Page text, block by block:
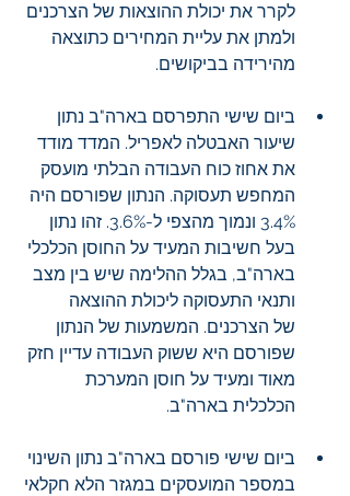
לקרר את יכולת ההוצאות של הצרכנים
ולמתן את עליית המחירים כתוצאה
מהירידה בביקושים.
ביום שישי התפרסם בארה"ב נתון
שיעור האבטלה לאפריל. המדד מודד
את אחוז כוח העבודה הבלתי מועסק
המחפש תעסוקה. הנתון שפורסם היה
3.4% ונמוך מהצפי ל-3.6%. זהו נתון
בעל חשיבות המעיד על החוסן הכלכלי
בארה"ב, בגלל ההלימה שיש בין מצב
ותנאי התעסוקה ליכולת ההוצאה
של הצרכנים. המשמעות של הנתון
שפורסם היא ששוק העבודה עדיין חזק
מאוד ומעיד על חוסן המערכת
הכלכלית בארה"ב.
ביום שישי פורסם בארה"ב נתון השינוי
במספר המועסקים במגזר הלא חקלאי